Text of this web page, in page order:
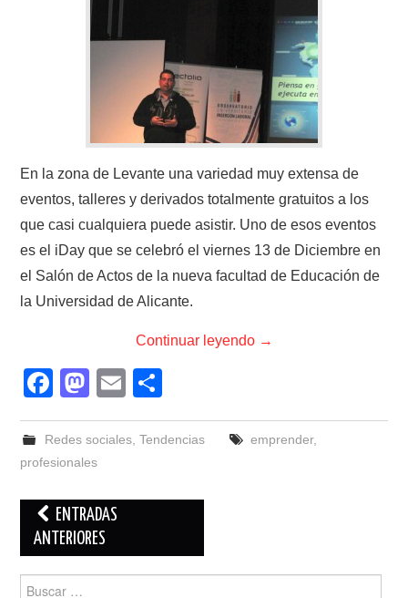
En la zona de Levante una variedad muy extensa de
eventos, talleres y derivados totalmente gratuitos a los
que casi cualquiera puede asistir. Uno de esos eventos
es el iDay que se celebró el viernes 13 de Diciembre en
el Salón de Actos de la nueva facultad de Educación de
la Universidad de Alicante.
Continuar leyendo →
F
a
c
e
b
o
o
k
M
a
st
o
d
o
n
E
m
ail
o
m
ar
Redes sociales, Tendencias emprender,
profesionales
Navegación
de
ENTRADAS
ANTERIORES